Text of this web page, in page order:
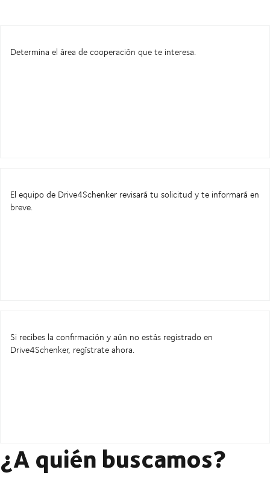
Determina el área de cooperación que te interesa.
El equipo de Drive4Schenker revisará tu solicitud y te informará en
breve.
Si recibes la confirmación y aún no estás registrado en
Drive4Schenker, regístrate ahora.
¿A quién buscamos?